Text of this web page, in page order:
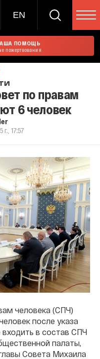
EN
ПОМОЩЬ
пожертвования
по правам
6 человек
17:57
человека (СПЧ)
после указа
входить в состав СПЧ
палаты,
Совета Михаила